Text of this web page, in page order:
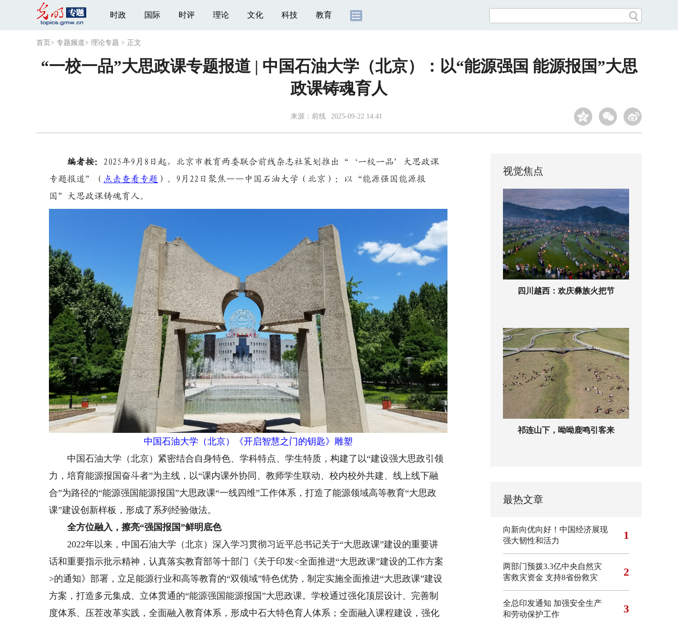
时政 国际 时评 理论 文化 科技 教育
首页 > 专题频道> 理论专题 > 正文
“一校一品”大思政课专题报道 | 中国石油大学（北京）：以“能源强国 能源报国”大思
政课铸魂育人
来源：前线 2025-09-22 14:41
编者按： 2025年9月8日起，北京市教育两委联合前线杂志社策划推出“‘一校一品’大思政课
专题报道”（ 点击查看专题 ）。9月22日聚焦——中国石油大学（北京）：以“能源强国能源报
国”大思政课铸魂育人。
中国石油大学（北京）《开启智慧之门的钥匙》雕塑
中国石油大学（北京）紧密结合自身特色、学科特点、学生特质，构建了以“建设强大思政引领
力，培育能源报国奋斗者”为主线，以“课内课外协同、教师学生联动、校内校外共建、线上线下融
合”为路径的“能源强国能源报国”大思政课“一线四维”工作体系，打造了能源领域高等教育“大思政
课”建设创新样板，形成了系列经验做法。
全方位融入，擦亮“强国报国”鲜明底色
2022年以来，中国石油大学（北京）深入学习贯彻习近平总书记关于“大思政课”建设的重要讲
话和重要指示批示精神，认真落实教育部等十部门《关于印发<全面推进“大思政课”建设的工作方案
>的通知》部署，立足能源行业和高等教育的“双领域”特色优势，制定实施全面推进“大思政课”建设
方案，打造多元集成、立体贯通的“能源强国能源报国”大思政课。学校通过强化顶层设计、完善制
度体系、压茬改革实践，全面融入教育体系，形成中石大特色育人体系；全面融入课程建设，强化
视觉焦点
四川越西：欢庆彝族火把节
祁连山下，呦呦鹿鸣引客来
最热文章
向新向优向好！中国经济展现
强大韧性和活力
1
两部门预拨3.3亿中央自然灾
害救灾资金 支持8省份救灾
2
全总印发通知 加强安全生产
和劳动保护工作
3